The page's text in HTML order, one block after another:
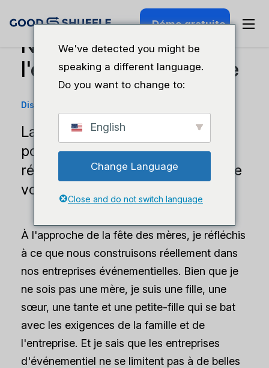
Démo gratuite
Ne plus choisir entre
l'entreprise et la famille
Discussions techniques
La technologie est votre billet
pour les matchs de football, les
récitals de danse et l'héritage que
vous laisserez à vos enfants.
À l'approche de la fête des mères, je réfléchis
à ce que nous construisons réellement dans
nos entreprises événementielles. Bien que je
ne sois pas une mère, je suis une fille, une
sœur, une tante et une petite-fille qui se bat
avec les exigences de la famille et de
l'entreprise. Et je sais que les entreprises
d'événementiel ne se limitent pas à de belles
We've detected you might be
speaking a different language.
Do you want to change to:
English
Change Language
Close and do not switch language